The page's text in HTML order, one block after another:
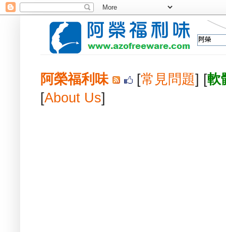
阿榮福利味 [常見問題] [軟
[About Us]